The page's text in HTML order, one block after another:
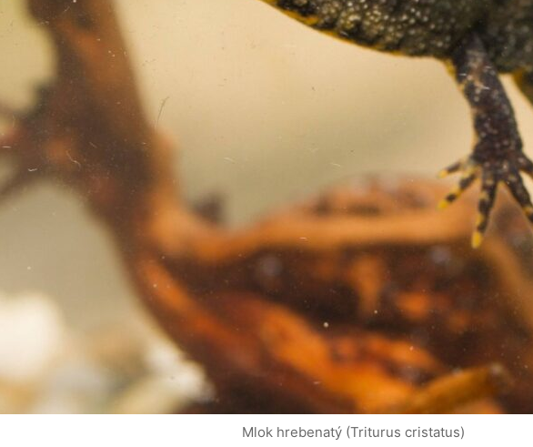
Mlok hrebenatý (Triturus cristatus)